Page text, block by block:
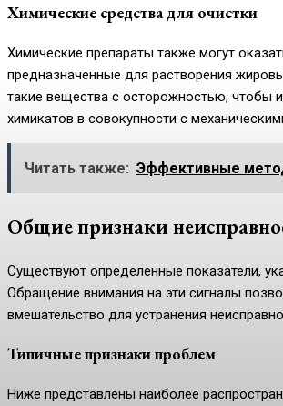
Химические средства для очистки
Химические препараты также могут
предназначенные для растворения
такие вещества с осторожностью, чтобы
химикатов в совокупности с
Читать также: Эффективные
Общие признаки
Существуют определенные показатели,
Обращение внимания на эти сигналы
вмешательство для устранения
Типичные признаки проблем
Ниже представлены наиболее